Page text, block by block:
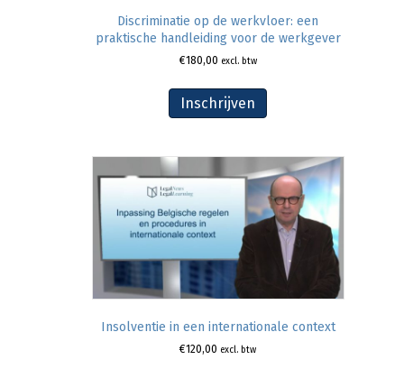
Discriminatie op de werkvloer: een
praktische handleiding voor de werkgever
€180,00 excl. btw
Inschrijven
Insolventie in een internationale context
€120,00 excl. btw